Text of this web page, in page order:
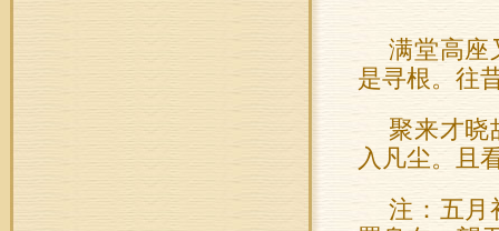
满堂高座
是寻根。往
聚来才晓
入凡尘。且
注：五月